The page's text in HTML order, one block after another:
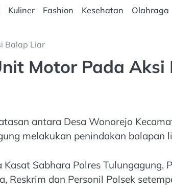
Kuliner Fashion Kesehatan Olahraga
Balap Liar
Motor Pada
antara Desa Wonorejo
melakukan penindakan balapan
Sabhara Polres Tulungagung,
Reskrim dan Personil Polsek